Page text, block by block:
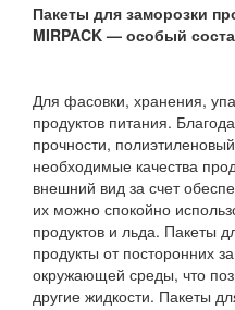
Пакеты для заморозки
MIRPACK — особый
Для фасовки, хранения,
продуктов питания.
прочности,
необходимые качества
внешний вид за счет
их можно спокойно
продуктов и льда. Пакеты
продукты от посторонних
окружающей среды, что
другие жидкости. Пакеты